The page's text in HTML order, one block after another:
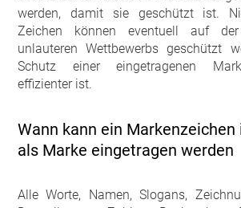
werden, damit sie geschützt ist.
Zeichen können eventuell auf
unlauteren Wettbewerbs geschützt
Schutz einer eingetragenen
effizienter ist.
Wann kann ein Markenzeichen
als Marke eingetragen werden
Alle Worte, Namen, Slogans,